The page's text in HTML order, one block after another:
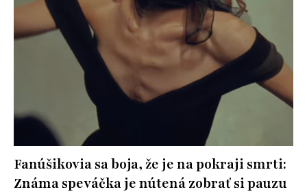
Fanúšikovia sa boja, že je na pokraji smrti:
Známa speváčka je nútená zobrať si pauzu